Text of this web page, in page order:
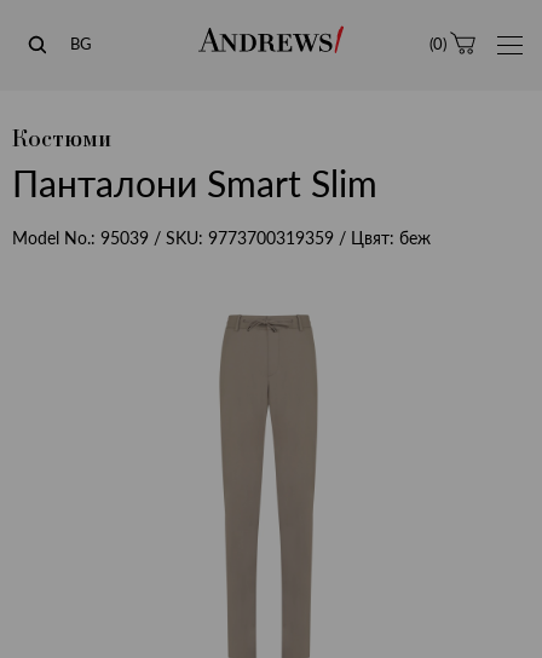
Andrews
BG (0)
Костюми
Панталони Smart Slim
Model No.: 95039 / SKU: 9773700319359 / Цвят: беж